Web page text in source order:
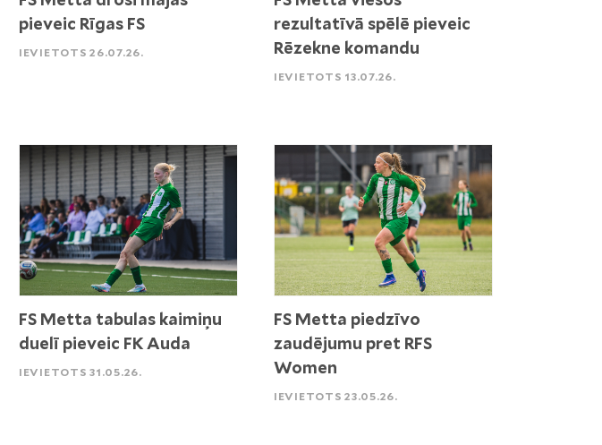
pieveic Rīgas FS
IEVIETOTS 26.07.26.
rezultatīvā spēlē pieveic
Rēzekne komandu
IEVIETOTS 13.07.26.
FS Metta tabulas kaimiņu
duelī pieveic FK Auda
IEVIETOTS 31.05.26.
FS Metta piedzīvo
zaudējumu pret RFS
Women
IEVIETOTS 23.05.26.